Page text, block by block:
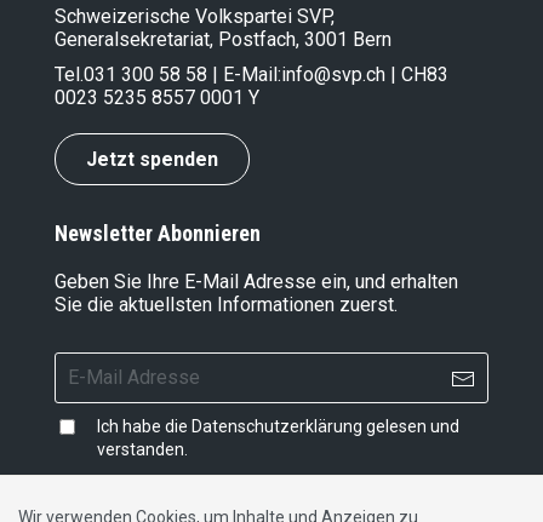
Schweizerische Volkspartei SVP,
Generalsekretariat, Postfach, 3001 Bern
Tel.031 300 58 58 | E-Mail:info@svp.ch | CH83
0023 5235 8557 0001 Y
Jetzt spenden
Newsletter Abonnieren
Geben Sie Ihre E-Mail Adresse ein, und erhalten
Sie die aktuellsten Informationen zuerst.
Ich habe die Datenschutzerklärung gelesen und
verstanden.
Wir verwenden Cookies, um Inhalte und Anzeigen zu